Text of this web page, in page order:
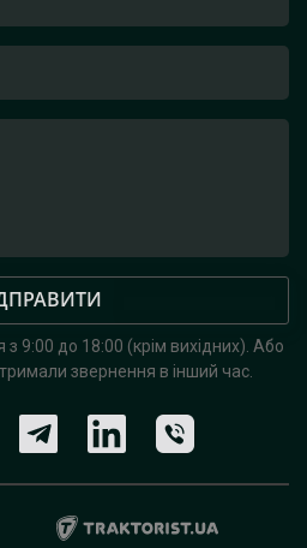
9:00 до 18:00 (крім вихідних). Або
звернення в інший час.